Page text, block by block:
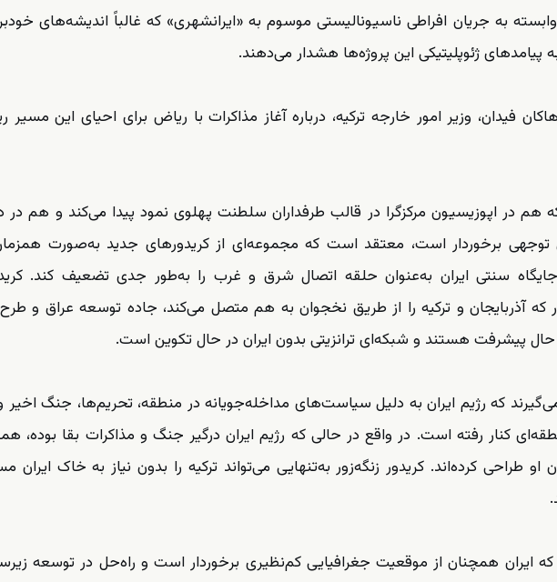
به جریان افراطی ناسیونالیستی موسوم به «ایرانشهری» که غالباً اندیشه‌های
پیامدهای ژئوپلیتیکی این پروژه‌ها هشدار می‌دهند.
فیدان، وزیر امور خارجه ترکیه، درباره آغاز مذاکرات با ریاض برای احیای این
که هم در اپوزیسیون مرکزگرا در قالب طرفداران سلطنت پهلوی نمود پیدا می‌کند و هم در
توجهی برخوردار است، معتقد است که مجموعه‌ای از کریدورهای جدید به‌صورت
سنتی ایران به‌عنوان حلقه اتصال شرق و غرب را به‌طور جدی تضعیف کند.
که آذربایجان و ترکیه را از طریق نخجوان به هم متصل می‌کند، جاده توسعه عراق و
پیشرفت هستند و شبکه‌ای ترانزیتی بدون ایران در حال تکوین است.
که رژیم ایران به دلیل سیاست‌های مداخله‌جویانه در منطقه، تحریم‌ها، جنگ
کنار رفته است. در واقع در حالی که رژیم ایران درگیر جنگ و مذاکرات بقا بوده،
او طراحی کرده‌اند. کریدور زنگه‌زور به‌تنهایی می‌تواند ترکیه را بدون نیاز به خاک ایران
که ایران همچنان از موقعیت جغرافیایی کم‌نظیری برخوردار است و راه‌حل در توسعه